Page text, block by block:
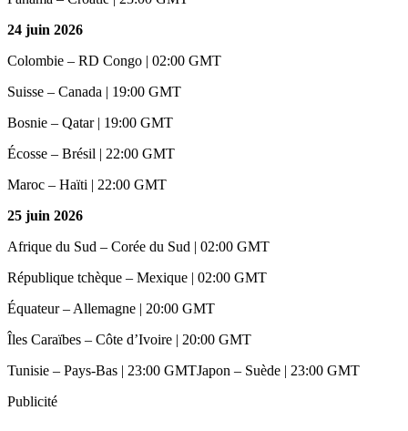
24 juin 2026
Colombie – RD Congo | 02:00 GMT
Suisse – Canada | 19:00 GMT
Bosnie – Qatar | 19:00 GMT
Écosse – Brésil | 22:00 GMT
Maroc – Haïti | 22:00 GMT
25 juin 2026
Afrique du Sud – Corée du Sud | 02:00 GMT
République tchèque – Mexique | 02:00 GMT
Équateur – Allemagne | 20:00 GMT
Îles Caraïbes – Côte d’Ivoire | 20:00 GMT
Tunisie – Pays-Bas | 23:00 GMTJapon – Suède | 23:00 GMT
Publicité